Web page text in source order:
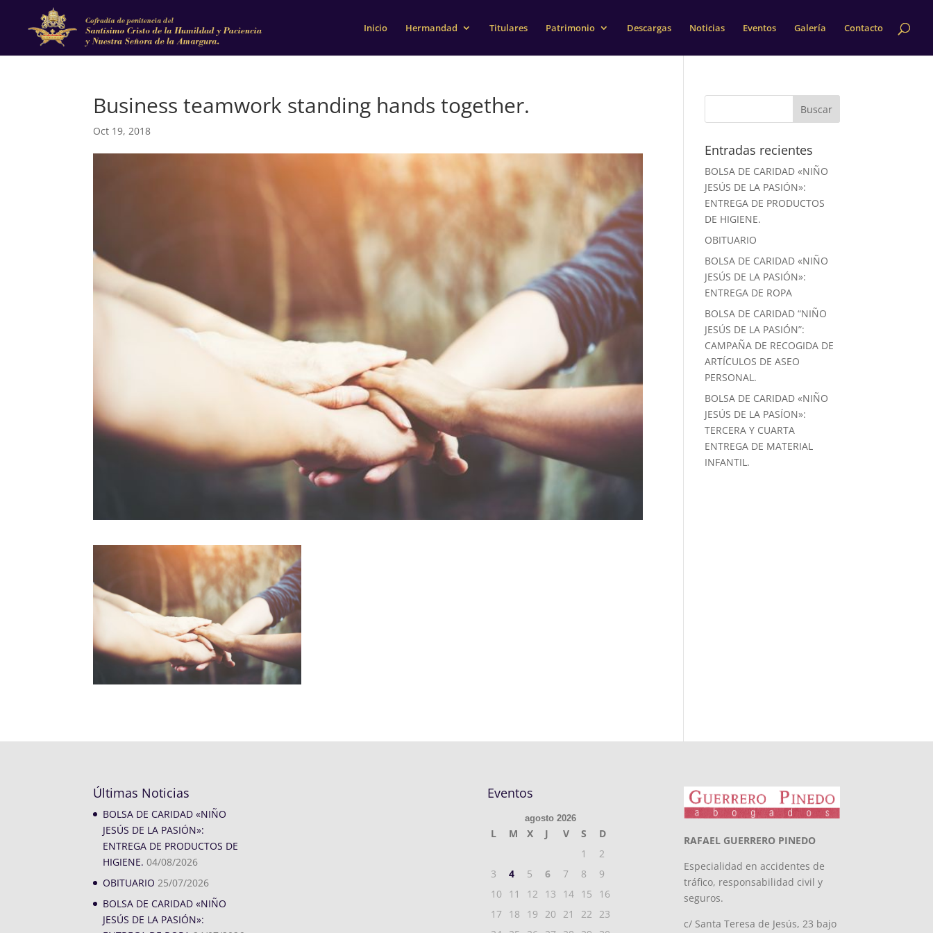
Inicio Hermandad Titulares Patrimonio Descargas Noticias Eventos Galería Contacto
Business teamwork standing hands together.
Oct 19, 2018
Entradas recientes
BOLSA DE CARIDAD «NIÑO
JESÚS DE LA PASIÓN»:
ENTREGA DE PRODUCTOS
DE HIGIENE.
OBITUARIO
BOLSA DE CARIDAD «NIÑO
JESÚS DE LA PASIÓN»:
ENTREGA DE ROPA
BOLSA DE CARIDAD “NIÑO
JESÚS DE LA PASIÓN”:
CAMPAÑA DE RECOGIDA DE
ARTÍCULOS DE ASEO
PERSONAL.
BOLSA DE CARIDAD «NIÑO
JESÚS DE LA PASÍON»:
TERCERA Y CUARTA
ENTREGA DE MATERIAL
INFANTIL.
Últimas Noticias
BOLSA DE CARIDAD «NIÑO
JESÚS DE LA PASIÓN»:
ENTREGA DE PRODUCTOS DE
HIGIENE. 04/08/2026
OBITUARIO 25/07/2026
BOLSA DE CARIDAD «NIÑO
JESÚS DE LA PASIÓN»:
Eventos
agosto 2026
L M X J V S
D
1
2
3
4 5 6 7 8
9
10
11 12 13 14 15
16
17
18 19 20 21 22
23
RAFAEL GUERRERO PINEDO
Especialidad en accidentes de
tráfico, responsabilidad civil y
seguros.
c/ Santa Teresa de Jesús, 23 bajo